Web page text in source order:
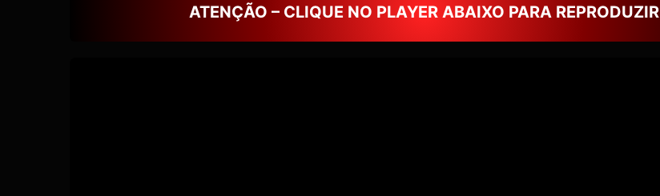
ATENÇÃO – CLIQUE NO PLAYER ABAIXO PARA REPRODUZIR